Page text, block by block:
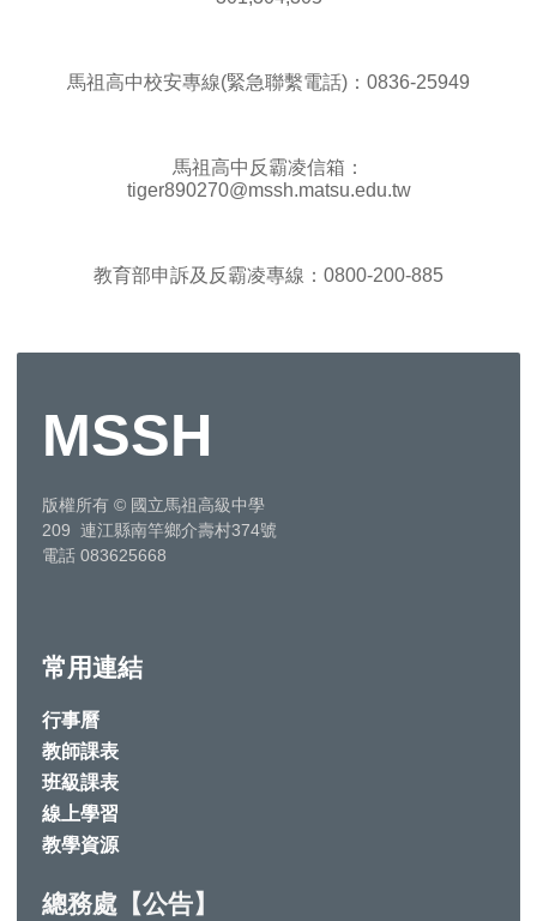
馬祖高中校安專線(緊急聯繫電話)：0836-25949
馬祖高中反霸凌信箱：
tiger890270@mssh.matsu.edu.tw
教育部申訴及反霸凌專線：0800-200-885
MSSH
版權所有 © 國立馬祖高級中學
209 連江縣南竿鄉介壽村374號
電話 083625668
常用連結
行事曆
教師課表
班級課表
線上學習
教學資源
總務處【公告】